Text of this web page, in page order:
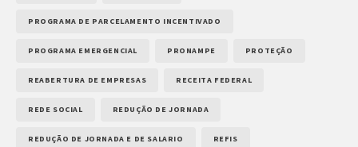
PROGRAMA DE PARCELAMENTO INCENTIVADO
PROGRAMA EMERGENCIAL PRONAMPE PROTEÇÃO
REABERTURA DE EMPRESAS RECEITA FEDERAL
REDE SOCIAL REDUÇÃO DE JORNADA
REDUÇÃO DE JORNADA E DE SALARIO REFIS